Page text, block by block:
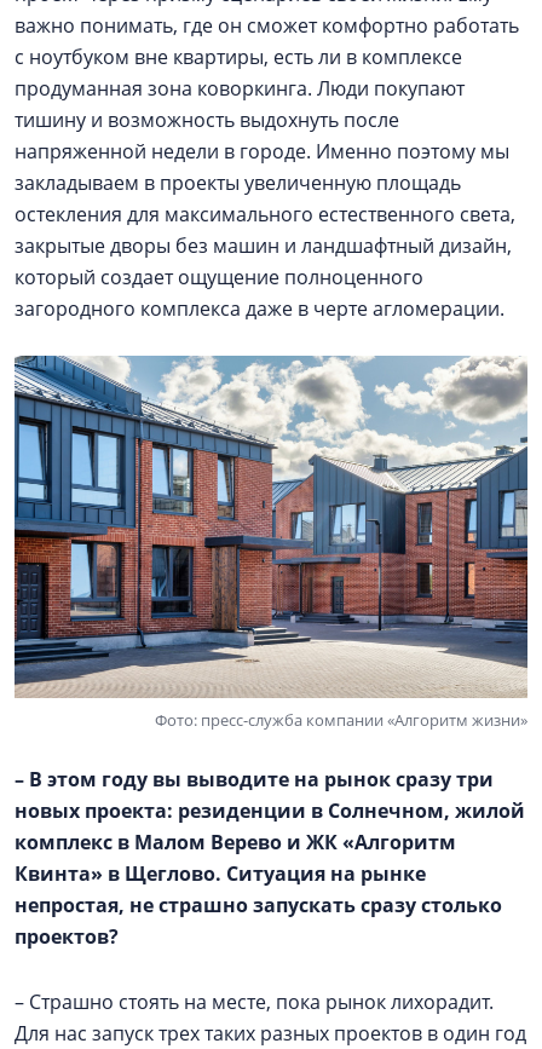
важно понимать, где он сможет комфортно работать
с ноутбуком вне квартиры, есть ли в комплексе
продуманная зона коворкинга. Люди покупают
тишину и возможность выдохнуть после
напряженной недели в городе. Именно поэтому мы
закладываем в проекты увеличенную площадь
остекления для максимального естественного света,
закрытые дворы без машин и ландшафтный дизайн,
который создает ощущение полноценного
загородного комплекса даже в черте агломерации.
Фото: пресс-служба компании «Алгоритм жизни»
– В этом году вы выводите на рынок сразу три
новых проекта: резиденции в Солнечном, жилой
комплекс в Малом Верево и ЖК «Алгоритм
Квинта» в Щеглово. Ситуация на рынке
непростая, не страшно запускать сразу столько
проектов?
– Страшно стоять на месте, пока рынок лихорадит.
Для нас запуск трех таких разных проектов в один год